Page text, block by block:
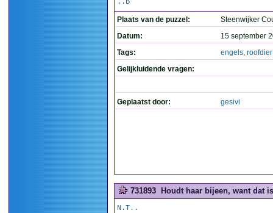
..B
Plaats van de puzzel:
Steenwijker
Datum:
15 september
Tags:
engels, roofdier
Gelijkluidende vragen:
Geplaatst door: gesivi
731893 Houdt haar bijeen, want dat
N.T..